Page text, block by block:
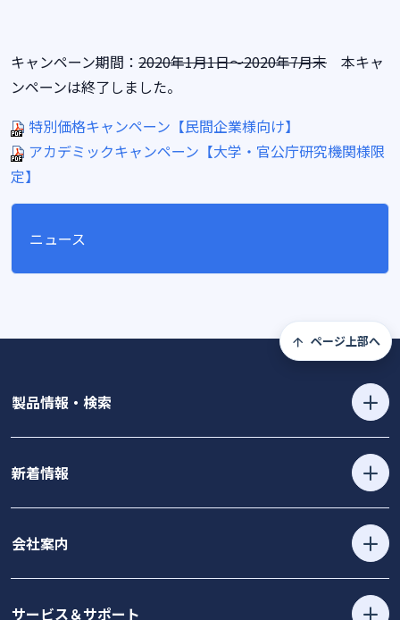
キャンペーン期間： 2020年1月1日～2020年7月末 本キャ
ンペーンは終了しました。
特別価格キャンペーン【民間企業様向け】
アカデミックキャンペーン【大学・官公庁研究機関様限
定】
ニュース
ページ上部へ
製品情報・検索
新着情報
会社案内
サービス＆サポート